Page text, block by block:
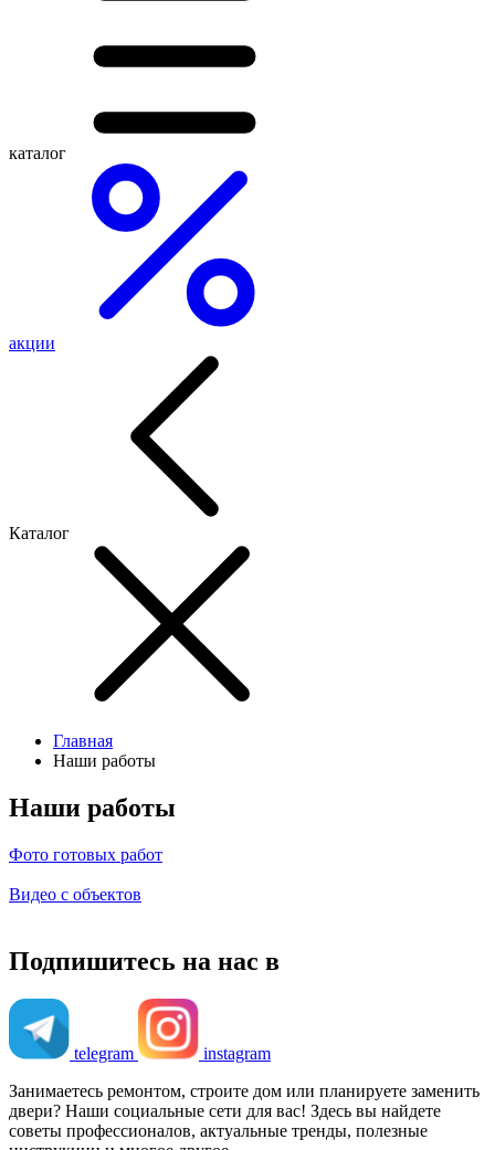
каталог
акции
Каталог
Главная
Наши работы
Наши работы
Фото готовых работ
Видео с объектов
Подпишитесь на нас в
telegram
instagram
Занимаетесь ремонтом, строите дом или планируете заменить
двери? Наши социальные сети для вас! Здесь вы найдете
советы профессионалов, актуальные тренды, полезные